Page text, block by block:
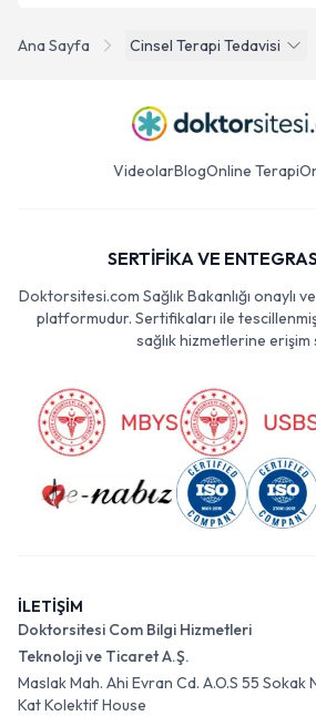
Ana Sayfa Cinsel Terapi Tedavisi
VideolarBlogOnline Terapi
SERTİFİKA VE
Doktorsitesi.com Sağlık Bakanlığı onaylı
platformudur. Sertifikaları ile
sağlık hizmetlerine erişim
İLETİŞİM
Doktorsitesi Com Bilgi Hizmetleri
Teknoloji ve Ticaret A.Ş.
Maslak Mah. Ahi Evran Cd. A.O.S 55 Sokak
Kat Kolektif House